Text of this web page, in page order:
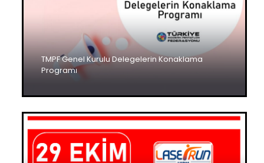
TMPF Genel Kurulu Delegelerin Konaklama
Programı